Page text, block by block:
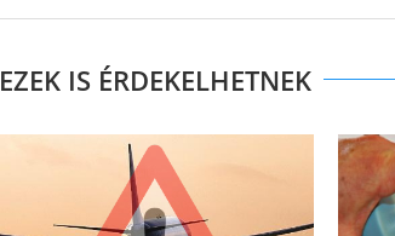
EZEK IS ÉRDEKELHETNEK